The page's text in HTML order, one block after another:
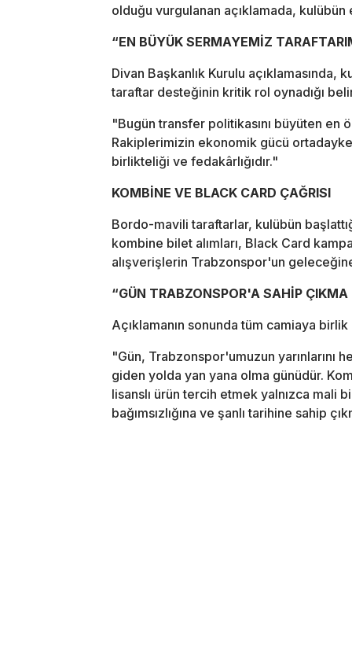
olduğu vurgulanan açıklamada,
“EN BÜYÜK SERMAYEMİZ
Divan Başkanlık Kurulu
taraftar desteğinin kritik rol oynadığı
"Bugün transfer politikasını büyüten
Rakiplerimizin ekonomik gücü
birlikteliği ve fedakârlığıdır."
KOMBİNE VE BLACK CARD ÇAĞRISI
Bordo-mavili taraftarlar, kulübün
kombine bilet alımları, Black Card
alışverişlerin Trabzonspor'un
“GÜN TRABZONSPOR'A SAHİP ÇIKMA
Açıklamanın sonunda tüm camiaya birlik
"Gün, Trabzonspor'umuzun yarınlarını
giden yolda yan yana olma günüdür.
lisanslı ürün tercih etmek yalnızca mali
bağımsızlığına ve şanlı tarihine sahip